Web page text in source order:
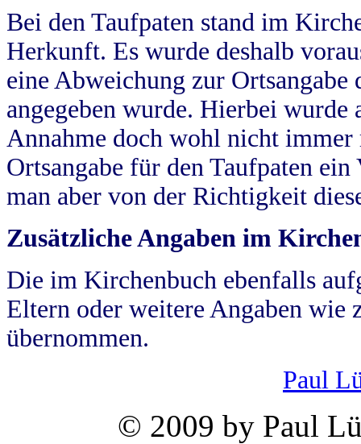
Bei den Taufpaten stand im
Herkunft. Es wurde deshalb
eine Abweichung zur
angegeben wurde. Hierbei wurde
Annahme doch wohl nicht
Ortsangabe für den Taufpaten
man aber von der Richtigkeit
Zusätzliche Angaben im
Die im Kirchenbuch ebenfalls
Eltern oder weitere Angaben wie
übernommen.
Paul
© 2009 by Paul